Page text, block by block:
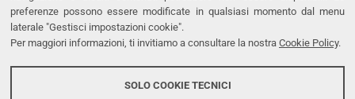
preferenze possono essere modificate in qualsiasi momento dal menu
laterale "Gestisci impostazioni cookie".
Per maggiori informazioni, ti invitiamo a consultare la nostra Cookie Policy.
SOLO COOKIE TECNICI
LINKS
Accessibilità